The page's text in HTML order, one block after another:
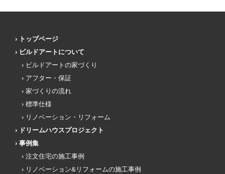
トップページ
ビルドアートについて
ビルドアートの家づくり
アフター・保証
家づくりの流れ
標準仕様
リノベーション・リフォーム
ドリームハウスプロジェクト
事例集
注文住宅の施工事例
リノベーション&リフォームの施工事例